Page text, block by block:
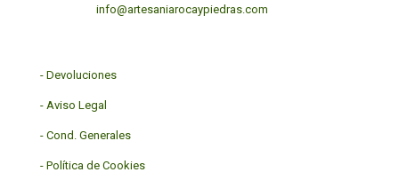
info@artesaniarocaypiedras.com
- Devoluciones
- Aviso Legal
- Cond. Generales
- Política de Cookies